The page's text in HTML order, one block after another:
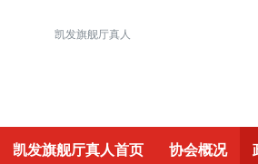
凯发旗舰厅真人
凯发旗舰厅真人首页 协会概况